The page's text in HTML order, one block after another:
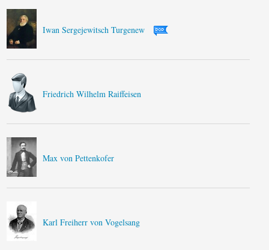
Iwan Sergejewitsch Turgenew
Friedrich Wilhelm Raiffeisen
Max von Pettenkofer
Karl Freiherr von Vogelsang